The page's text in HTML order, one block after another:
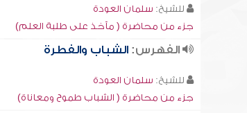
للشيخ: سلمان العودة
جزء من محاضرة ( مآخذ على طلبة العلم)
الفهرس:الشباب والفطرة
للشيخ: سلمان العودة
جزء من محاضرة ( الشباب طموح ومعاناة)